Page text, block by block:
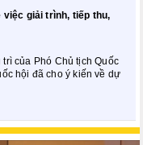
việc giải trình, tiếp thu,
của Phó Chủ tịch Quốc
hội đã cho ý kiến về dự